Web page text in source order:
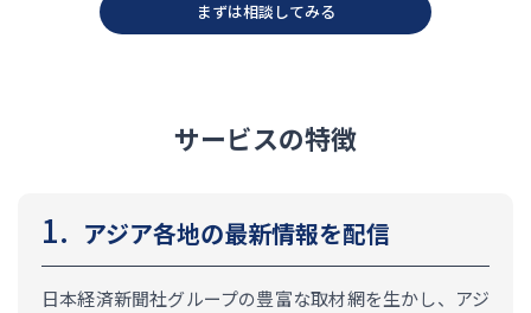
まずは相談してみる
サービスの特徴
アジア各地の最新情報を配信
日本経済新聞社グループの豊富な取材網を生かし、アジ